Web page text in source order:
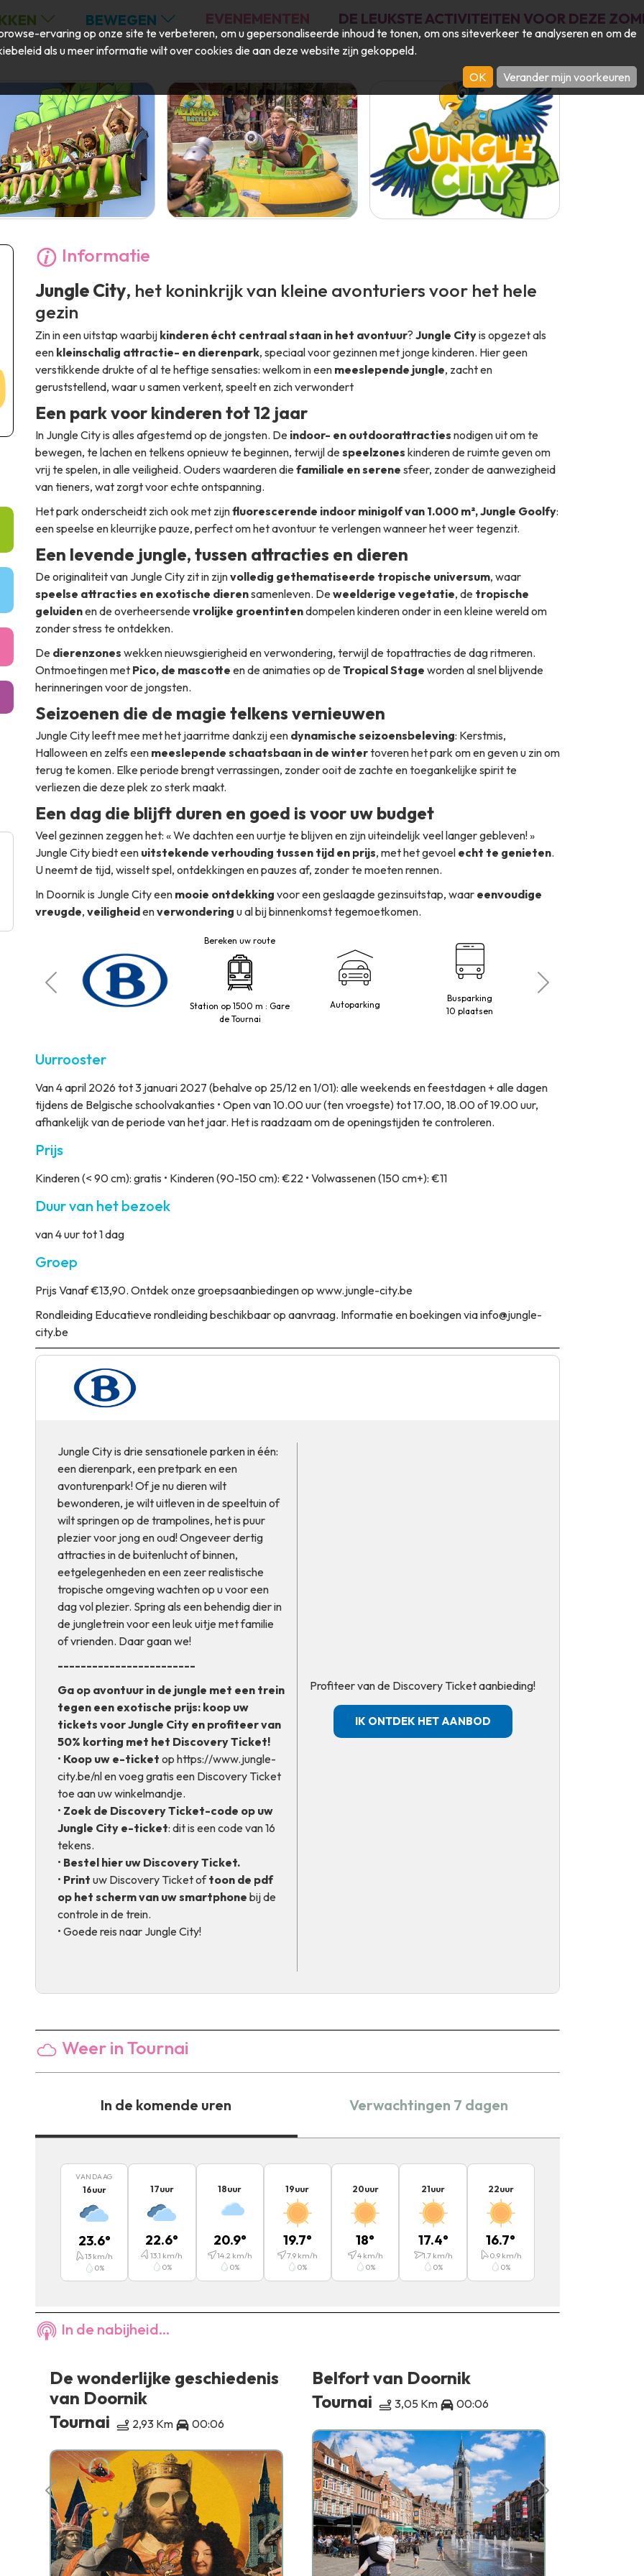
BEWEGEN EVENEMENTEN DE LEUKSTE ACTIVITEITEN VOOR DEZE
Informatie
Jungle City, het koninkrijk van kleine avonturiers voor het hele
gezin
Zin in een uitstap waarbij kinderen écht centraal staan in het avontuur? Jungle Cityis opgezet als
een kleinschalig attractie- en dierenpark, speciaal voor gezinnen met jonge kinderen. Hier geen
verstikkende drukte of al te heftige sensaties: welkom in een meeslepende jungle, zacht en
geruststellend, waar u samen verkent, speelt en zich verwondert
Een park voor kinderen tot 12 jaar
In Jungle City is alles afgestemd op de jongsten. De indoor- en outdoorattracties nodigen uit om te
bewegen, te lachen en telkens opnieuw te beginnen, terwijl despeelzones kinderen de ruimte geven om
vrij te spelen, in alle veiligheid. Ouders waarderen diefamiliale en serene sfeer, zonder de aanwezigheid
van tieners, wat zorgt voor echte ontspanning.
Het park onderscheidt zich ook met zijnfluorescerende indoor minigolf van 1.000 m², Jungle Goolfy:
een speelse en kleurrijke pauze, perfect om het avontuur te verlengen wanneer het weer tegenzit.
Een levende jungle, tussen attracties en dieren
De originaliteit van Jungle City zit in zijnvolledig gethematiseerde tropische universum, waar
speelse attracties en exotische dierensamenleven. Deweelderige vegetatie, de tropische
geluidenen de overheersendevrolijke groentintendompelen kinderen onder in een kleine wereld om
zonder stress te ontdekken.
De dierenzones wekken nieuwsgierigheid en verwondering, terwijl de topattracties de dag ritmeren.
Ontmoetingen met Pico, de mascotte en de animaties op deTropical Stage worden al snel blijvende
herinneringen voor de jongsten.
Seizoenen die de magie telkens vernieuwen
Jungle City leeft mee met het jaarritme dankzij een dynamische seizoensbeleving: Kerstmis,
Halloween en zelfs een meeslepende schaatsbaan in de wintertoveren het park om en geven u zin om
terug te komen. Elke periode brengt verrassingen, zonder ooit de zachte en toegankelijke spirit te
verliezen die deze plek zo sterk maakt.
Een dag die blijft duren en goed is voor uw budget
Veel gezinnen zeggen het: « We dachten een uurtje te blijven en zijn uiteindelijk veel langer gebleven! »
Jungle City biedt een uitstekende verhouding tussen tijd en prijs, met het gevoel echt te genieten.
U neemt de tijd, wisselt spel, ontdekkingen en pauzes af, zonder te moeten rennen.
In Doornik is Jungle City een mooie ontdekking voor een geslaagde gezinsuitstap, waar eenvoudige
vreugde, veiligheidenverwondering u al bij binnenkomst tegemoetkomen.
Bereken uw route
Station op 1500 m : Gare
de Tournai
Autoparking
Busparking
10 plaatsen
Uurrooster
Van 4 april 2026 tot 3 januari 2027 (behalve op 25/12 en 1/01): alle weekends en feestdagen + alle dagen
tijdens de Belgische schoolvakanties • Open van 10.00 uur (ten vroegste) tot 17.00, 18.00 of 19.00 uur,
afhankelijk van de periode van het jaar. Het is raadzaam om de openingstijden te controleren.
Prijs
Kinderen (< 90 cm): gratis • Kinderen (90-150 cm): €22 • Volwassenen (150 cm+): €11
Duur van het bezoek
van 4 uur tot 1 dag
Groep
Prijs Vanaf €13,90. Ontdek onze groepsaanbiedingen op www.jungle-city.be
RondleidingEducatieve rondleiding beschikbaar op aanvraag. Informatie en boekingen via info@jungle-
city.be
Jungle City is drie sensationele parken in één:
een dierenpark, een pretpark en een
avonturenpark! Of je nu dieren wilt
bewonderen, je wilt uitleven in de speeltuin of
wilt springen op de trampolines, het is puur
plezier voor jong en oud! Ongeveer dertig
attracties in de buitenlucht of binnen,
eetgelegenheden en een zeer realistische
tropische omgeving wachten op u voor een
dag vol plezier. Spring als een behendig dier in
de jungletrein voor een leuk uitje met familie
of vrienden. Daar gaan we!
------------------------
Ga op avontuur in de jungle met een trein
tegen een exotische prijs: koop uw
tickets voor Jungle City en profiteer van
50% korting met het Discovery Ticket!
• Koop uw e-ticket op https://www.jungle-
city.be/nlen voeg gratis een Discovery Ticket
toe aan uw winkelmandje.
• Zoek de Discovery Ticket-code op uw
Jungle City e-ticket: dit is een code van 16
tekens.
• Bestel hieruw Discovery Ticket.
• Print uw Discovery Ticket oftoon de pdf
op het scherm van uw smartphone bij de
controle in de trein.
• Goede reis naar Jungle City!
Profiteer van de Discovery Ticket aanbieding!
IK ONTDEK HET AANBOD
Weer in Tournai
In de komende uren Verwachtingen 7 dagen
VANDAAG
16uur
23.6°
13 km/h
0%
17uur
22.6°
13.1 km/h
0%
18uur
20.9°
14.2 km/h
0%
19uur
19.7°
7.9km/h
0%
20uur
18°
4km/h
0%
21uur
17.4°
1.7 km/h
0%
22uur
16.7°
0.9km/h
0%
In de nabijheid...
De wonderlijke geschiedenis
van Doornik
Tournai
2,93 Km 00:06
Belfort van Doornik
Tournai
3,05 Km 00:06
ervaring op onze site te verbeteren, om u gepersonaliseerde inhoud te tonen, om ons siteverkeer te analyseren en om de
als u meer informatie wilt over cookies die aan deze website zijn gekoppeld.
OK
Verander mijn voorkeuren